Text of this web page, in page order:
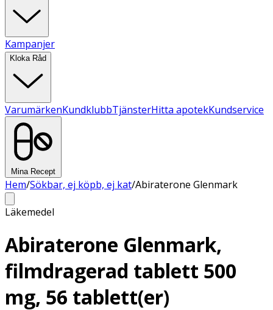
Kampanjer
Kloka Råd
VarumärkenKundklubbTjänsterHitta apotekKundservice
Mina Recept
Hem/Sökbar, ej köpb, ej kat/Abiraterone Glenmark
Läkemedel
Abiraterone Glenmark,
filmdragerad tablett 500
mg, 56 tablett(er)